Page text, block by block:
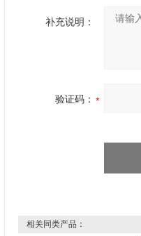
补充说明：
验证码：
相关同类产品：